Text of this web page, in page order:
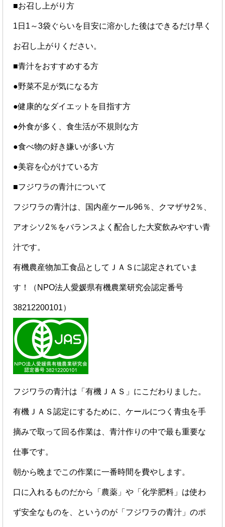
■お召し上がり方
1日1～3袋ぐらいを目安に溶かした後はできるだけ早く
お召し上がりください。
■青汁をおすすめする方
●野菜不足が気になる方
●健康的なダイエットを目指す方
●外食が多く、食生活が不規則な方
●食べ物の好き嫌いが多い方
●美容を心がけている方
■フジワラの青汁について
フジワラの青汁は、国内産ケール96％、クマザサ2％、
アオシソ2％をバランスよく配合した大変飲みやすい青
汁です。
有機農産物加工食品としてＪＡＳに認定されていま
す！（NPO法人愛媛県有機農業研究会認定番号
38212200101）
フジワラの青汁は「有機ＪＡＳ」にこだわりました。
有機ＪＡＳ認定にするために、ケールにつく青虫を手
摘みで取って回る作業は、青汁作りの中で最も重要な
仕事です。
朝から晩までこの作業に一番時間を費やします。
口に入れるものだから「農薬」や「化学肥料」は使わ
ず安全なものを、というのが「フジワラの青汁」のポ